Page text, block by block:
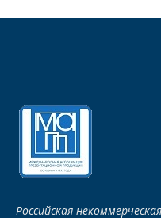
Российская